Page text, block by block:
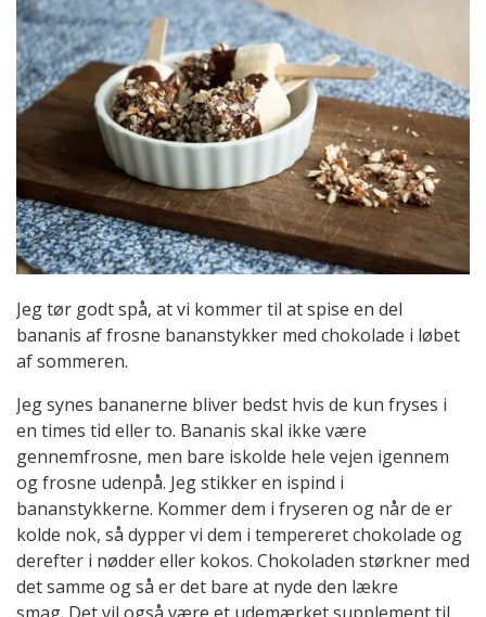
Jeg tør godt spå, at vi kommer til at spise en del
bananis af frosne bananstykker med chokolade i løbet
af sommeren.
Jeg synes bananerne bliver bedst hvis de kun fryses i
en times tid eller to. Bananis skal ikke være
gennemfrosne, men bare iskolde hele vejen igennem
og frosne udenpå. Jeg stikker en ispind i
bananstykkerne. Kommer dem i fryseren og når de er
kolde nok, så dypper vi dem i tempereret chokolade og
derefter i nødder eller kokos. Chokoladen størkner med
det samme og så er det bare at nyde den lækre